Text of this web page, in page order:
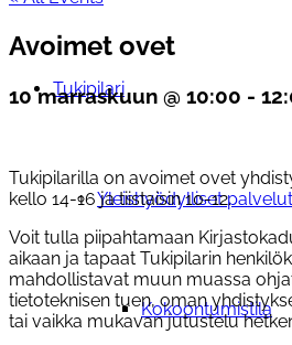
Tukipilari
Yleishyödylliset palvelut
Kokoontumistila
Avoimet ovet
10 marraskuun @ 10:00 -
Tukipilarilla on avoimet ovet
kello 14-16 ja tiistaisin 10-12.
Voit tulla piipahtamaan
aikaan ja tapaat Tukipilarin
mahdollistavat muun muassa
tietoteknisen tuen, oman
tai vaikka mukavan jutustelu